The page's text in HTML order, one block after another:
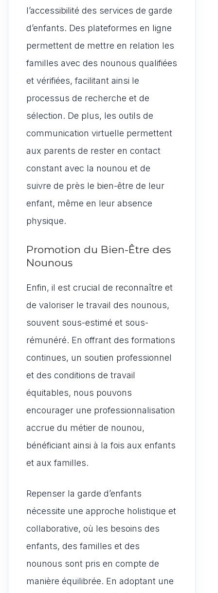
l’accessibilité des services de garde
d’enfants. Des plateformes en ligne
permettent de mettre en relation les
familles avec des nounous qualifiées
et vérifiées, facilitant ainsi le
processus de recherche et de
sélection. De plus, les outils de
communication virtuelle permettent
aux parents de rester en contact
constant avec la nounou et de
suivre de près le bien-être de leur
enfant, même en leur absence
physique.
Promotion du Bien-Être des
Nounous
Enfin, il est crucial de reconnaître et
de valoriser le travail des nounous,
souvent sous-estimé et sous-
rémunéré. En offrant des formations
continues, un soutien professionnel
et des conditions de travail
équitables, nous pouvons
encourager une professionnalisation
accrue du métier de nounou,
bénéficiant ainsi à la fois aux enfants
et aux familles.
Repenser la garde d’enfants
nécessite une approche holistique et
collaborative, où les besoins des
enfants, des familles et des
nounous sont pris en compte de
manière équilibrée. En adoptant une